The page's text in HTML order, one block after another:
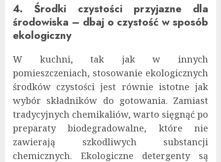
4. Środki czystości przyjazne dla
środowiska – dbaj o czystość w sposób
ekologiczny
W kuchni, tak jak w innych
pomieszczeniach, stosowanie ekologicznych
środków czystości jest równie istotne jak
wybór składników do gotowania. Zamiast
tradycyjnych chemikaliów, warto sięgnąć po
preparaty biodegradowalne, które nie
zawierają szkodliwych substancji
chemicznych. Ekologiczne detergenty są